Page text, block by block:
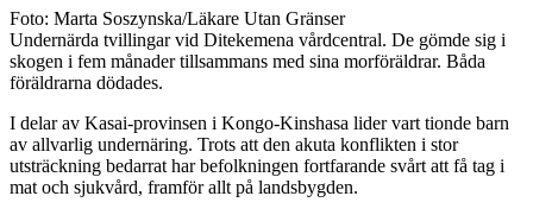
Foto: Marta Soszynska/Läkare Utan Gränser
Undernärda tvillingar vid Ditekemena vårdcentral. De gömde sig i
skogen i fem månader tillsammans med sina morföräldrar. Båda
föräldrarna dödades.
I delar av Kasai-provinsen i Kongo-Kinshasa lider vart tionde barn
av allvarlig undernäring. Trots att den akuta konflikten i stor
utsträckning bedarrat har befolkningen fortfarande svårt att få tag i
mat och sjukvård, framför allt på landsbygden.